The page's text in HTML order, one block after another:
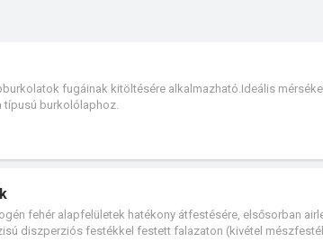
fugáinak kitöltésére alkalmazható.Ideális
típusú burkolólaphoz.
fehér alapfelületek hatékony átfestésére, elsősorban
diszperziós festékkel festett falazaton (kivétel